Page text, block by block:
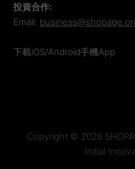
投資合作:
Email:
下載iOS/Android手機App
Copyright © 2026
Initial